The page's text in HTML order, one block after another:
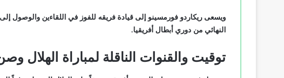
ويسعى ريكاردو فورمسينو إلى قيادة فريقه للفوز في اللقاءين والوصول
النهائي من دوري أبطال أفريقيا.
توقيت والقنوات الناقلة لمباراة الهلال